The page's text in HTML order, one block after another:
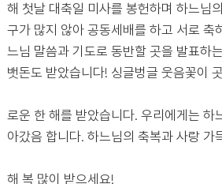
해 첫날 대축일 미사를 봉헌하며 하느님
구가 많지 않아 공동세배를 하고 서로
느님 말씀과 기도로 동반할 곳을 발표하
뱃돈도 받았습니다! 싱글벙글 웃음꽃이
로운 한 해를 받았습니다. 우리에게는
아갔음 합니다. 하느님의 축복과 사랑 가
해 복 많이 받으세요!